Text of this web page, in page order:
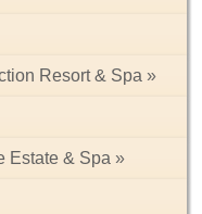
Resort & Spa
Estate & Spa